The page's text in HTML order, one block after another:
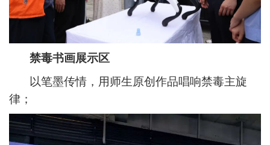
禁毒书画展示区
以笔墨传情，用师生原创作品唱响禁毒主旋
律；